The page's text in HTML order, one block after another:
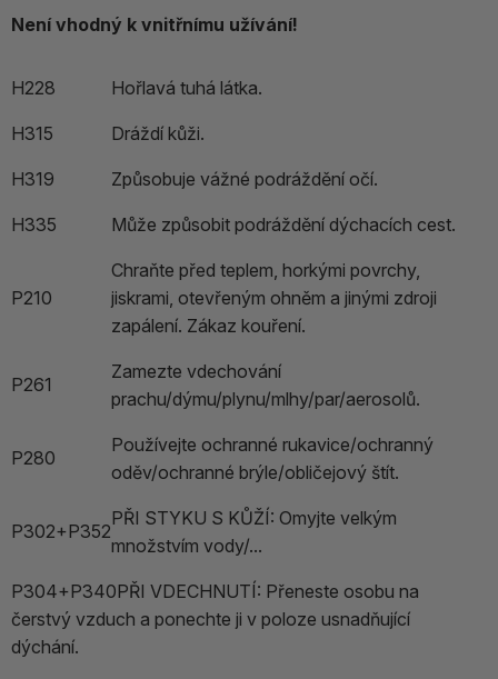
Není vhodný k vnitřnímu užívání!
H228 Hořlavá tuhá látka.
H315 Dráždí kůži.
H319 Způsobuje vážné podráždění očí.
H335 Může způsobit podráždění dýchacích cest.
P210
Chraňte před teplem, horkými povrchy,
jiskrami, otevřeným ohněm a jinými zdroji
zapálení. Zákaz kouření.
P261
Zamezte vdechování
prachu/dýmu/plynu/mlhy/par/aerosolů.
P280
Používejte ochranné rukavice/ochranný
oděv/ochranné brýle/obličejový štít.
P302+P352
PŘI STYKU S KŮŽÍ: Omyjte velkým
množstvím vody/...
P304+P340PŘI VDECHNUTÍ: Přeneste osobu na
čerstvý vzduch a ponechte ji v poloze usnadňující
dýchání.